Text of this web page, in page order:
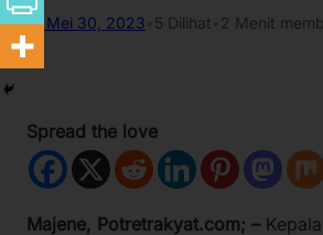
Mei 30, 2023 5 Dilihat 2 Menit
Spread the love
Majene, Potretrakyat.com; –